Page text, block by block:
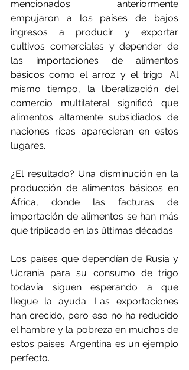
mencionados anteriormente
empujaron a los países de bajos
ingresos a producir y exportar
cultivos comerciales y depender de
las importaciones de alimentos
básicos como el arroz y el trigo. Al
mismo tiempo, la liberalización del
comercio multilateral significó que
alimentos altamente subsidiados de
naciones ricas aparecieran en estos
lugares.
¿El resultado? Una disminución en la
producción de alimentos básicos en
África, donde las facturas de
importación de alimentos se han más
que triplicado en las últimas décadas.
Los países que dependían de Rusia y
Ucrania para su consumo de trigo
todavía siguen esperando a que
llegue la ayuda. Las exportaciones
han crecido, pero eso no ha reducido
el hambre y la pobreza en muchos de
estos países. Argentina es un ejemplo
perfecto.